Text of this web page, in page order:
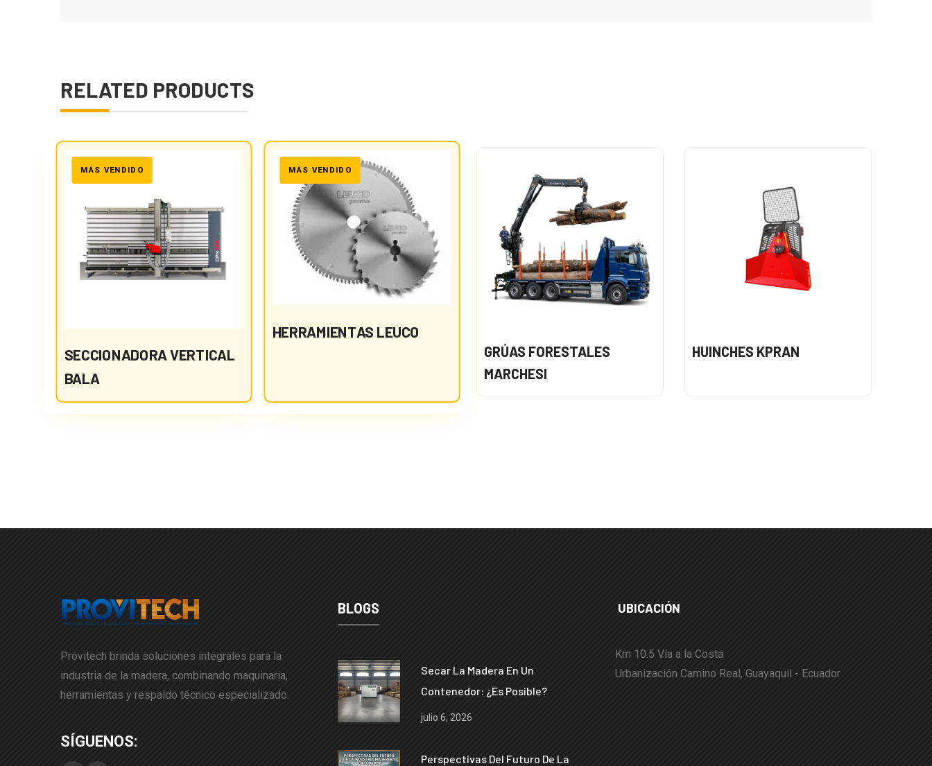
RELATED PRODUCTS
SECCIONADORA VERTICAL
BALA
HERRAMIENTAS LEUCO
GRÚAS FORESTALES
MARCHESI
HUINCHES KPRAN
Provitech brinda soluciones integrales para la
industria de la madera, combinando maquinaria,
herramientas y respaldo técnico especializado.
BLOGS
Secar La Madera En Un
Contenedor: ¿es Posible?
julio 6, 2026
Perspectivas Del Futuro De La
UBICACIÓN
Km 10.5 Vía a la Costa
Urbanización Camino Real, Guayaquil - Ecuador